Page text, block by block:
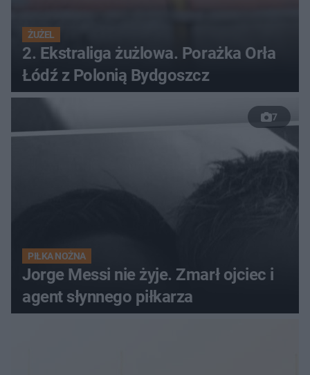
ŻUŻEL
2. Ekstraliga żużlowa. Porażka Orła
Łódź z Polonią Bydgoszcz
7
PIŁKA NOŻNA
Jorge Messi nie żyje. Zmarł ojciec i
agent słynnego piłkarza